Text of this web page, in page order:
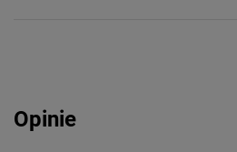
Opinie